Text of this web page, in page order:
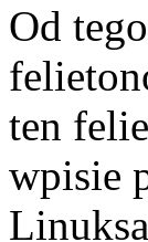
Od
ten
wpisie